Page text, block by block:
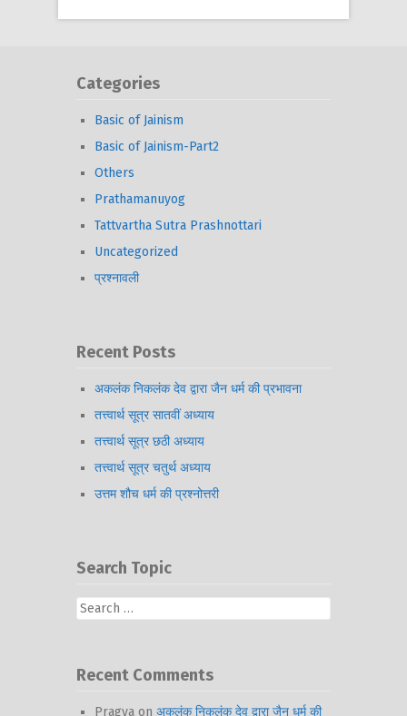
Categories
Basic of Jainism
Basic of Jainism-Part2
Others
Prathamanuyog
Tattvartha Sutra Prashnottari
Uncategorized
प्रश्नावली
Recent Posts
अकलंक निकलंक देव द्वारा जैन धर्म की प्रभावना
तत्त्वार्थ सूत्र सातवीं अध्याय
तत्त्वार्थ सूत्र छठी अध्याय
तत्त्वार्थ सूत्र चतुर्थ अध्याय
उत्तम शौच धर्म की प्रश्नोत्तरी
Search Topic
Search
for:
Recent Comments
Pragya on अकलंक निकलंक देव द्वारा जैन धर्म की